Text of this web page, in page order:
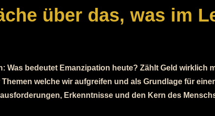
über das, was im
Was bedeutet Emanzipation heute? Zählt Geld wirklich
welche wir aufgreifen und als Grundlage für
Erkenntnisse und den Kern des